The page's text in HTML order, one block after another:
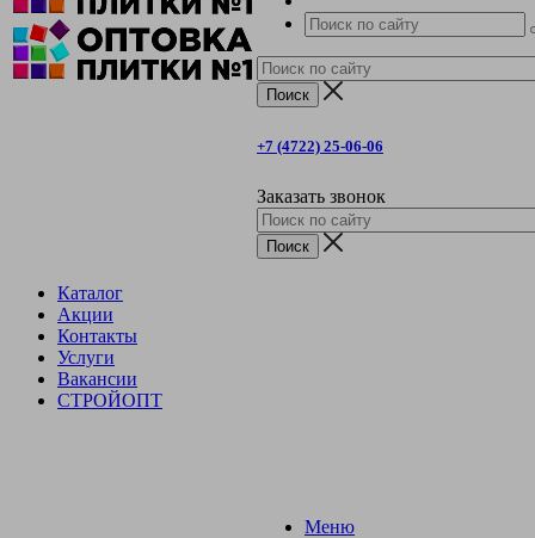
+7 (4722) 25-06-06
Заказать звонок
Каталог
Акции
Контакты
Услуги
Вакансии
СТРОЙОПТ
Меню